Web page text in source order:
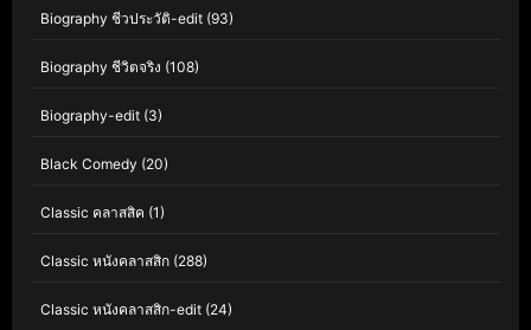
Biography ชีวประวัติ-edit (93)
Biography ชีวิตจริง (108)
Biography-edit (3)
Black Comedy (20)
Classic คลาสสิค (1)
Classic หนังคลาสสิก (288)
Classic หนังคลาสสิก-edit (24)